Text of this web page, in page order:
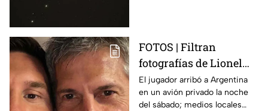
FOTOS | Filtran
fotografías de Lionel
Messi y su familia en el
funeral de su papá
El jugador arribó a Argentina
en un avión privado la noche
del sábado; medios locales